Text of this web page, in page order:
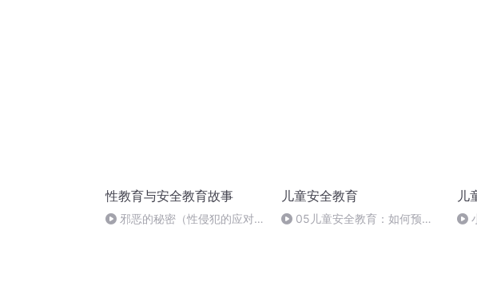
性教育与安全教育故事
邪恶的秘密（性侵犯的应对方
儿童安全教育
05儿童安全教育：如何预防
儿